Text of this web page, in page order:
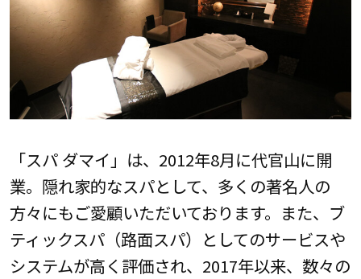
「スパ ダマイ」は、2012年8月に代官山に開
業。隠れ家的なスパとして、多くの著名人の
方々にもご愛顧いただいております。また、ブ
ティックスパ（路面スパ）としてのサービスや
システムが高く評価され、2017年以来、数々の